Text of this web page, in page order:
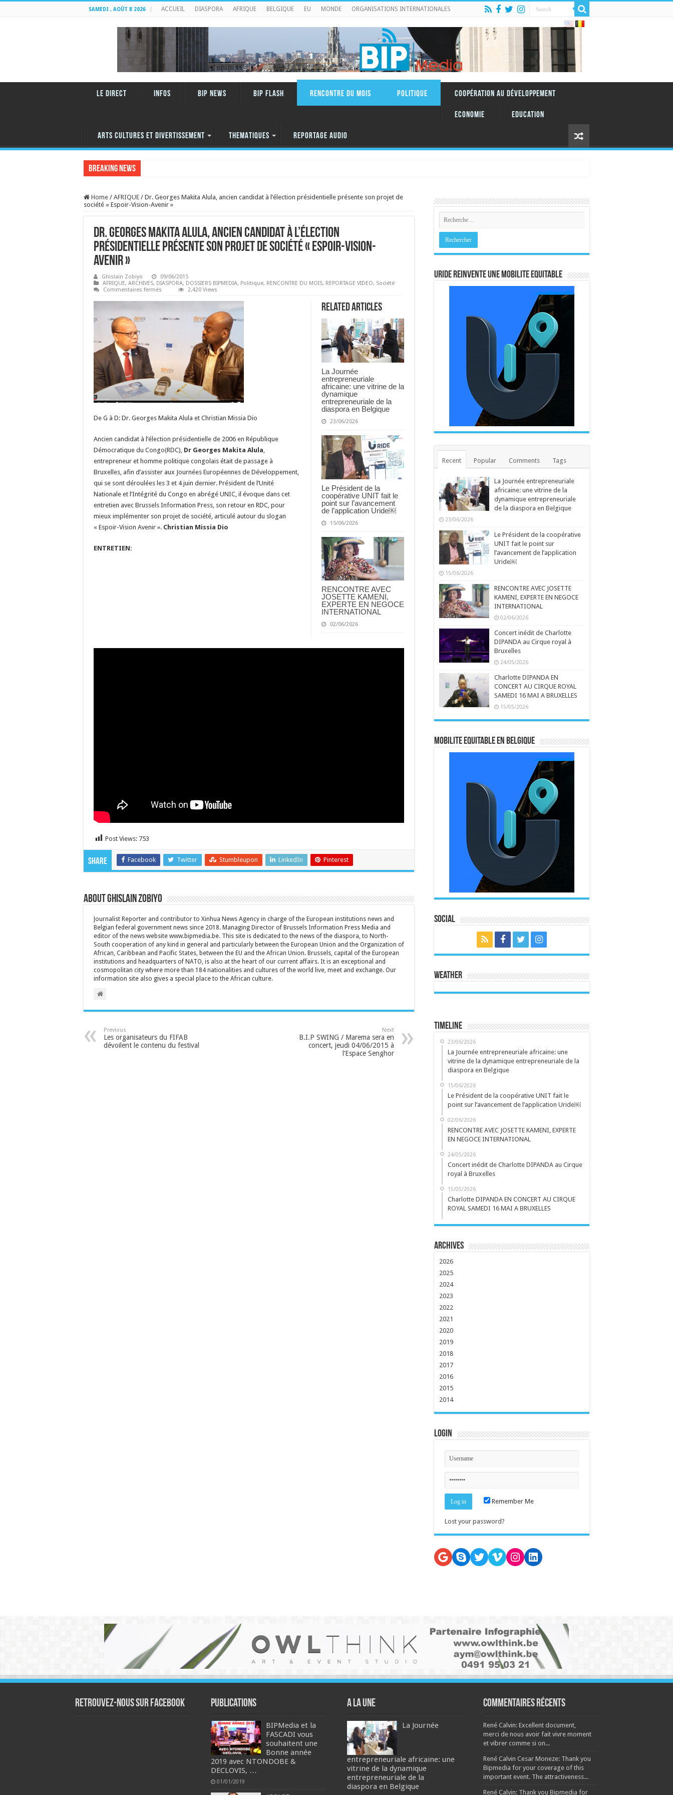
SAMEDI , AOÛT 8 2026 ACCUEIL DIASPORA AFRIQUE BELGIQUE EU MONDE ORGANISATIONS INTERNATIONALES
LE DIRECT INFOS BIP NEWS BIP FLASH RENCONTRE DU MOIS Politique Coopération au Développement
Economie Education
ARTS CULTURES ET DIVERTISSEMENT THEMATIQUES REPORTAGE AUDIO
Breaking News
Home / AFRIQUE / Dr. Georges Makita Alula, ancien candidat à l’élection présidentielle présente son projet de
société « Espoir-Vision-Avenir »
Dr. Georges Makita Alula, ancien candidat à l’élection
présidentielle présente son projet de société « Espoir-Vision-
Avenir »
Ghislain Zobiyo
09/06/2015
AFRIQUE, ARCHIVES, DIASPORA, DOSSIERS BIPMEDIA, Politique, RENCONTRE DU MOIS, REPORTAGE VIDEO, Société
Commentaires fermés
Georges
ancien
l’élection
présidentielle
projet
de
société
« Espoir-
Vision-
Avenir »
2,420 Views
Related Articles
La Journée
entrepreneuriale
africaine: une vitrine de la
dynamique
entrepreneuriale de la
diaspora en Belgique
23/06/2026
Le Président de la
coopérative UNIT fait le
point sur l’avancement
de l’application Uride￼
15/06/2026
RENCONTRE AVEC
JOSETTE KAMENI,
EXPERTE EN NEGOCE
INTERNATIONAL
02/06/2026
De G à D: Dr. Georges Makita Alula et Christian Missia Dio
Ancien candidat à l’élection présidentielle de 2006 en République
Démocratique du Congo(RDC), Dr Georges Makita Alula,
entrepreneur et homme politique congolais était de passage à
Bruxelles, afin d’assister aux Journées Européennes de Développement,
qui se sont déroulées les 3 et 4 juin dernier. Président de l’Unité
Nationale et l’Intégrité du Congo en abrégé UNIC, il évoque dans cet
entretien avec Brussels Information Press, son retour en RDC, pour
mieux implémenter son projet de société, articulé autour du slogan
« Espoir-Vision Avenir ». Christian Missia Dio
ENTRETIEN:
Post Views: 753
Share Facebook Twitter Stumbleupon LinkedIn Pinterest
About Ghislain Zobiyo
Journalist Reporter and contributor to Xinhua News Agency in charge of the European institutions news and
Belgian federal government news since 2018. Managing Director of Brussels Information Press Media and
editor of the news website www.bipmedia.be. This site is dedicated to the news of the diaspora, to North-
South cooperation of any kind in general and particularly between the European Union and the Organization of
African, Caribbean and Pacific States, between the EU and the African Union. Brussels, capital of the European
institutions and headquarters of NATO, is also at the heart of our current affairs. It is an exceptional and
cosmopolitan city where more than 184 nationalities and cultures of the world live, meet and exchange. Our
information site also gives a special place to the African culture.
Previous
Les organisateurs du FIFAB
dévoilent le contenu du festival
Next
B.I.P SWING / Marema sera en
concert, jeudi 04/06/2015 à
l’Espace Senghor
URIDE REINVENTE UNE MOBILITE EQUITABLE
Recent Popular Comments Tags
La Journée entrepreneuriale
africaine: une vitrine de la
dynamique entrepreneuriale
de la diaspora en Belgique
23/06/2026
Le Président de la coopérative
UNIT fait le point sur
l’avancement de l’application
Uride￼
15/06/2026
RENCONTRE AVEC JOSETTE
KAMENI, EXPERTE EN NEGOCE
INTERNATIONAL
02/06/2026
Concert inédit de Charlotte
DIPANDA au Cirque royal à
Bruxelles
24/05/2026
Charlotte DIPANDA EN
CONCERT AU CIRQUE ROYAL
SAMEDI 16 MAI A BRUXELLES
15/05/2026
MOBILITE EQUITABLE EN BELGIQUE
Social
Weather
Timeline
23/06/2026
La Journée entrepreneuriale africaine: une
vitrine de la dynamique entrepreneuriale de la
diaspora en Belgique
15/06/2026
Le Président de la coopérative UNIT fait le
point sur l’avancement de l’application Uride￼
02/06/2026
RENCONTRE AVEC JOSETTE KAMENI, EXPERTE
EN NEGOCE INTERNATIONAL
24/05/2026
Concert inédit de Charlotte DIPANDA au Cirque
royal à Bruxelles
15/05/2026
Charlotte DIPANDA EN CONCERT AU CIRQUE
ROYAL SAMEDI 16 MAI A BRUXELLES
Archives
2026
2025
2024
2023
2022
2021
2020
2019
2018
2017
2016
2015
2014
Login
Remember Me
Lost your password?
Google
SkypeTwitter
VimeoInstagram
LinkedIn
Retrouvez-nous sur Facebook Publications
BIPMedia et la
FASCADI vous
souhaitent une
Bonne année
2019 avec NTONDOBE &
DECLOVIS, …
01/01/2019
A la une
La Journée
entrepreneuriale africaine: une
vitrine de la dynamique
entrepreneuriale de la
diaspora en Belgique
Commentaires récents
René Calvin: Excellent document,
merci de nous avoir fait vivre moment
et vibrer comme si on...
René Calvin Cesar Moneze: Thank you
Bipmedia for your coverage of this
important event. The attractiveness...
René Calvin: Thank you Bipmedia for